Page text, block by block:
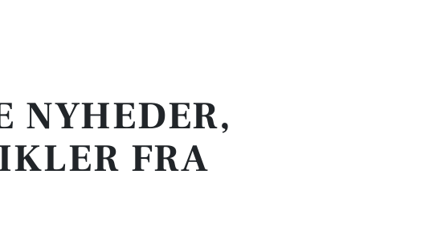
NYHEDER,
FRA